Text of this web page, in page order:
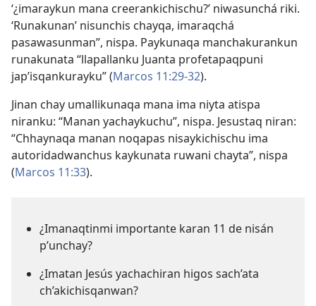
‘¿imaraykun mana creerankichischu?’ niwasunchá riki.
‘Runakunan’ nisunchis chayqa, imaraqchá
pasawasunman”, nispa. Paykunaqa manchakurankun
runakunata “llapallanku Juanta profetapaqpuni
jap’isqankurayku” (Marcos 11:29-32).
Jinan chay umallikunaqa mana ima niyta atispa
niranku: “Manan yachaykuchu”, nispa. Jesustaq niran:
“Chhaynaqa manan noqapas nisaykichischu ima
autoridadwanchus kaykunata ruwani chayta”, nispa
(Marcos 11:33).
¿Imanaqtinmi importante karan 11 de nisán
p’unchay?
¿Imatan Jesús yachachiran higos sach’ata
ch’akichisqanwan?